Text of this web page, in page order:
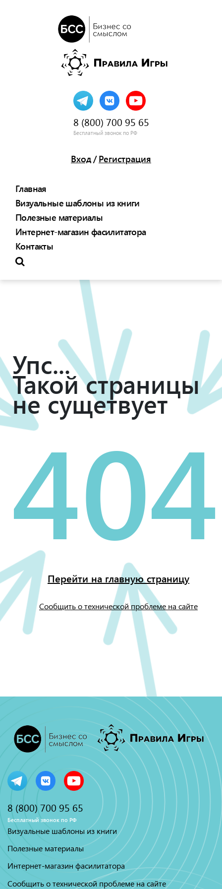
8 (800) 700 95 65
Бесплатный звонок по РФ
Вход/ Регистрация
Главная
Визуальные шаблоны из книги
Полезные материалы
Интернет-магазин фасилитатора
Контакты
Упс...
Такой страницы
не сущетвует
404
Перейти на главную страницу
Сообщить о технической проблеме на сайте
8 (800) 700 95 65
Бесплатный звонок по РФ
Визуальные шаблоны из книги
Полезные материалы
Интернет-магазин фасилитатора
Сообщить о технической проблеме на сайте